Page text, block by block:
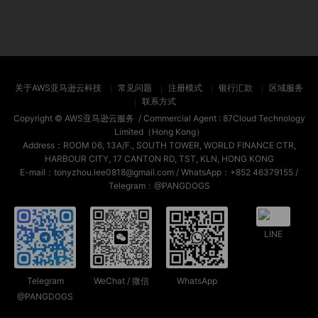
关于AWS亚马逊云科技 常见问题 注册模式 银行汇款
区域服务
联系方式
Copyright © AWS亚马逊云服务 / Commercial Agent : 87Cloud Technology
Limited（Hong Kong）
Address：ROOM 06, 13A/F., SOUTH TOWER, WORLD FINANCE CTR,
HARBOUR CITY, 17 CANTON RD, TST, KLN, HONG KONG
E-mail：tonyzhou.lee0818@gmail.com / WhatsApp：+852 46379155 /
Telegram：@PANGDOGS
Telegram
@PANGDOGS
WeChat / 微信 WhatsApp
LINE